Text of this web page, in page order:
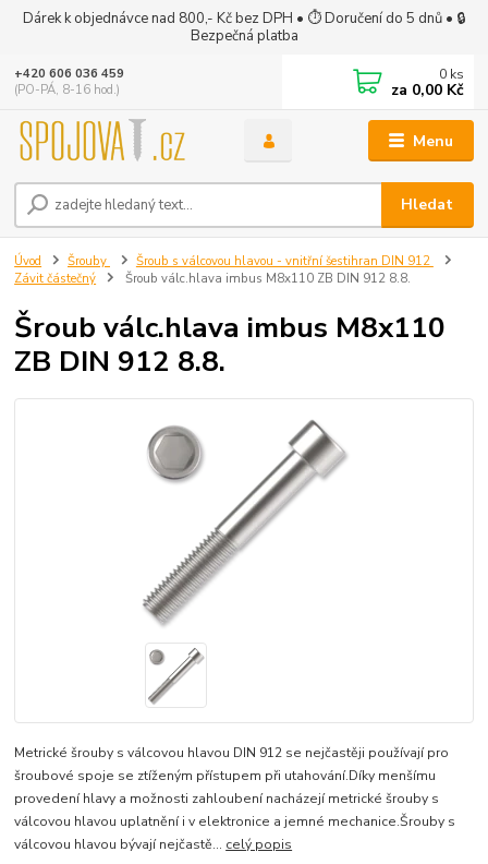
Dárek k objednávce nad 800,- Kč bez DPH • ⏱ Doručení do 5 dnů • 🔒
Bezpečná platba
Menu
Hledat
+420 606 036 459
(PO-PÁ, 8-16 hod.)
0 ks
za 0,00 Kč
Úvod Šrouby
Šroub s válcovou hlavou - vnitřní šestihran DIN 912
Závit částečný
Šroub válc.hlava imbus M8x110 ZB DIN 912 8.8.
Šroub válc.hlava imbus M8x110
ZB DIN 912 8.8.
Metrické šrouby s válcovou hlavou DIN 912 se nejčastěji používají pro
šroubové spoje se ztíženým přístupem při utahování.Díky menšímu
provedení hlavy a možnosti zahloubení nacházejí metrické šrouby s
válcovou hlavou uplatnění i v elektronice a jemné mechanice.Šrouby s
válcovou hlavou bývají nejčastě... celý popis